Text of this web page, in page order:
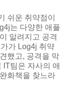
쉬운 취약점이
는 다양한 애플
알려지고 공격
가 Log4j 취약
했고, 공격을 막
IT팀은 자사의 애
화책을 찾느라